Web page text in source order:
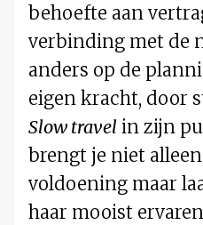
behoefte aan
verbinding met de
anders op de
eigen kracht, door
Slow travel in zijn
brengt je niet
voldoening maar
haar mooist